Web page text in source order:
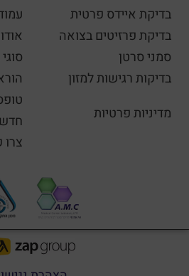
בדיקת איידס פרטית
בדיקת פרזיטים בצואה
סמני סרטן
בדיקות רגישות למזון
מדיניות פרטיות